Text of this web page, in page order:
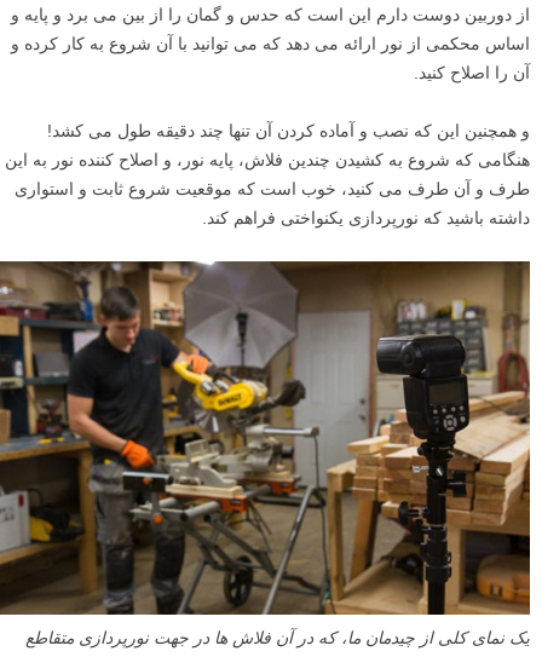
از دوربین دوست دارم این است که حدس و گمان را از بین می برد و پایه و
اساس محکمی از نور ارائه می دهد که می توانید با آن شروع به کار کرده و
آن را اصلاح کنید.
و همچنین این که نصب و آماده کردن آن تنها چند دقیقه طول می کشد!
هنگامی که شروع به کشیدن چندین فلاش، پایه نور، و اصلاح کننده نور به این
طرف و آن طرف می کنید، خوب است که موقعیت شروع ثابت و استواری
داشته باشید که نورپردازی یکنواختی فراهم کند.
یک نمای کلی از چیدمان ما، که در آن فلاش ها در جهت نورپردازی متقاطع